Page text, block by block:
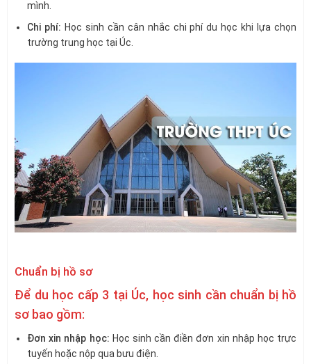
mình.
Chi phí: Học sinh cần cân nhắc chi phí du học khi lựa chọn
trường trung học tại Úc.
Chuẩn bị hồ sơ
Để du học cấp 3 tại Úc, học sinh cần chuẩn bị hồ
sơ bao gồm:
Đơn xin nhập học: Học sinh cần điền đơn xin nhập học trực
tuyến hoặc nộp qua bưu điện.